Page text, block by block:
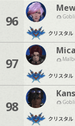
96
クリスタル
97
クリスタル
98
クリスタル